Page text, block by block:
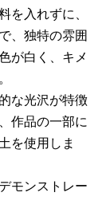
を入れずに、
、独特の雰囲
が白く、キメ
な光沢が特徴
作品の一部に
を使用しま
モンストレー